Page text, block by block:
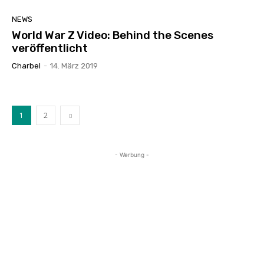
NEWS
World War Z Video: Behind the Scenes
veröffentlicht
Charbel - 14. März 2019
1 2
- Werbung -